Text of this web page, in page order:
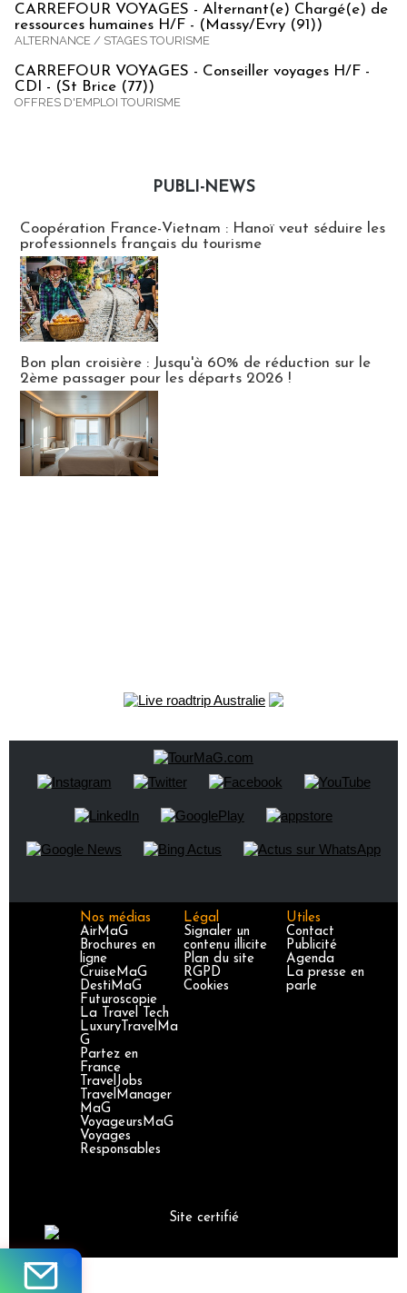
CARREFOUR VOYAGES - Alternant(e) Chargé(e) de
ressources humaines H/F - (Massy/Evry (91))
ALTERNANCE / STAGES TOURISME
CARREFOUR VOYAGES - Conseiller voyages H/F -
CDI - (St Brice (77))
OFFRES D'EMPLOI TOURISME
PUBLI-NEWS
Coopération France-Vietnam : Hanoï veut séduire les
professionnels français du tourisme
Bon plan croisière : Jusqu'à 60% de réduction sur le
2ème passager pour les départs 2026 !
Nos médias
AirMaG
Brochures en
ligne
CruiseMaG
DestiMaG
Futuroscopie
La Travel Tech
LuxuryTravelMa
G
Partez en
France
TravelJobs
TravelManager
MaG
VoyageursMaG
Voyages
Responsables
Légal
Signaler un
contenu illicite
Plan du site
RGPD
Cookies
Utiles
Contact
Publicité
Agenda
La presse en
parle
Site certifié